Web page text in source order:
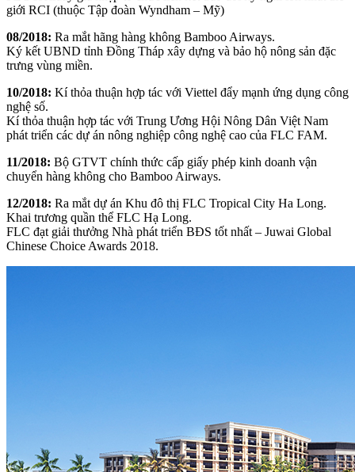
giới RCI (thuộc Tập đoàn Wyndham – Mỹ)
08/2018: Ra mắt hãng hàng không Bamboo Airways.
Ký kết UBND tỉnh Đồng Tháp xây dựng và bảo hộ nông sản đặc
trưng vùng miền.
10/2018: Kí thỏa thuận hợp tác với Viettel đẩy mạnh ứng dụng công
nghệ số.
Kí thỏa thuận hợp tác với Trung Ương Hội Nông Dân Việt Nam
phát triển các dự án nông nghiệp công nghệ cao của FLC FAM.
11/2018: Bộ GTVT chính thức cấp giấy phép kinh doanh vận
chuyển hàng không cho Bamboo Airways.
12/2018: Ra mắt dự án Khu đô thị FLC Tropical City Ha Long.
Khai trương quần thể FLC Hạ Long.
FLC đạt giải thưởng Nhà phát triển BĐS tốt nhất – Juwai Global
Chinese Choice Awards 2018.